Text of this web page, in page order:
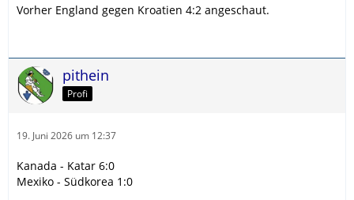
Vorher England gegen Kroatien 4:2 angeschaut.
pithein
Profi
19. Juni 2026 um 12:37
Kanada - Katar 6:0
Mexiko - Südkorea 1:0